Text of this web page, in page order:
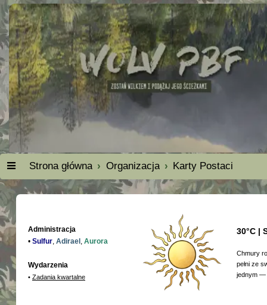
Strona główna Organizacja Karty Postaci
Administracja
• Sulfur, Adirael , Aurora
Wydarzenia
• Zadania kwartalne
30°C |
Chmury
pełni ze
jednym —